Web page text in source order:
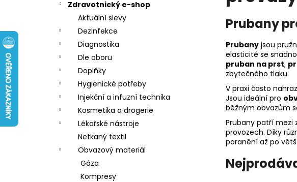
Zdravotnický e-shop
Aktuální slevy
Dezinfekce
Diagnostika
Dle oboru
Doplňky
Hygienické potřeby
Injekční a infuzní technika
Kosmetika a drogerie
Lékařské nástroje
Netkaný textil
Obvazový materiál
Gáza
Kompresy
Prubany
Prubany jsou
elasticitě se
pruban na prst,
zbytečného tlaku.
V praxi často
Jsou ideální pro
běžným obvazům
Prubany patří mezi
provozech. Díky
poranění až po